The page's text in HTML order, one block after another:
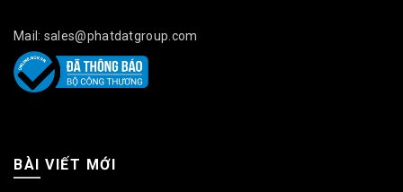
Mail: sales@phatdatgroup.com
BÀI VIẾT MỚI